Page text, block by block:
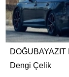
DOĞUBAYAZIT
Dengi Çelik